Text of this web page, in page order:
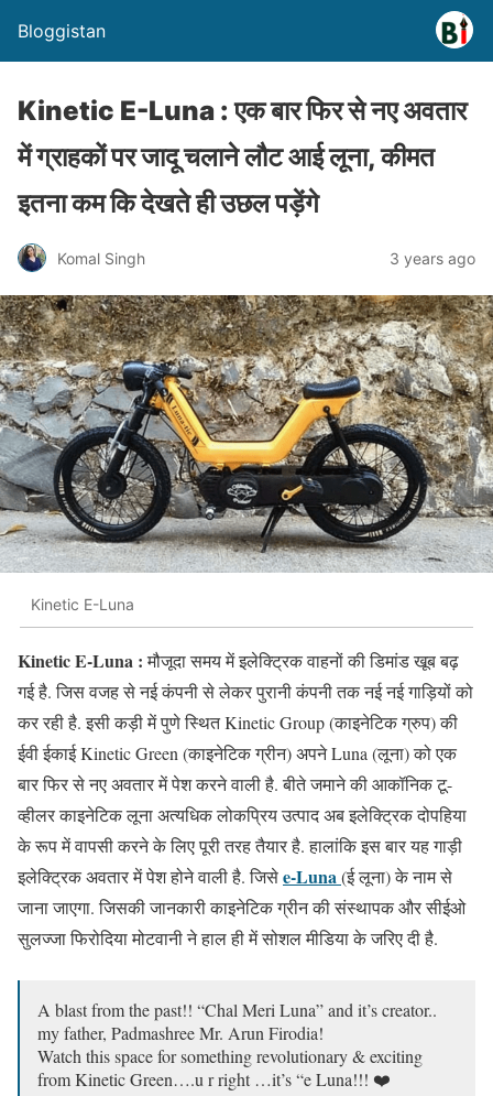
Bloggistan
Kinetic E-Luna : एक बार फिर से नए अवतार
में ग्राहकों पर जादू चलाने लौट आई लूना, कीमत
इतना कम कि देखते ही उछल पड़ेंगे
Komal Singh 3 years ago
Kinetic E-Luna
Kinetic E-Luna :मौजूदा समय में इलेक्ट्रिक वाहनों की डिमांड खूब बढ़
गई है. जिस वजह से नई कंपनी से लेकर पुरानी कंपनी तक नई नई गाड़ियों को
कर रही है. इसी कड़ी में पुणे स्थित Kinetic Group (काइनेटिक ग्रुप) की
ईवी ईकाई Kinetic Green (काइनेटिक ग्रीन) अपने Luna (लूना) को एक
बार फिर से नए अवतार में पेश करने वाली है. बीते जमाने की आकॉनिक टू-
व्हीलर काइनेटिक लूना अत्यधिक लोकप्रिय उत्पाद अब इलेक्ट्रिक दोपहिया
के रूप में वापसी करने के लिए पूरी तरह तैयार है. हालांकि इस बार यह गाड़ी
इलेक्ट्रिक अवतार में पेश होने वाली है. जिसेe-Luna(ई लूना) के नाम से
जाना जाएगा. जिसकी जानकारी काइनेटिक ग्रीन की संस्थापक और सीईओ
सुलज्जा फिरोदिया मोटवानी ने हाल ही में सोशल मीडिया के जरिए दी है.
A blast from the past!! “Chal Meri Luna” and it’s creator..
my father, Padmashree Mr. Arun Firodia!
Watch this space for something revolutionary & exciting
from Kinetic Green….u r right …it’s “e Luna!!! ❤️